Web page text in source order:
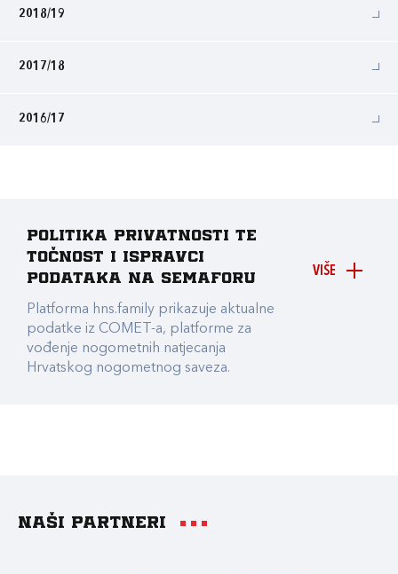
2018/19
2017/18
2016/17
VIŠE
Politika privatnosti te
točnost i ispravci
podataka na Semaforu
Platforma hns.family prikazuje aktualne
podatke iz COMET-a, platforme za
vođenje nogometnih natjecanja
Hrvatskog nogometnog saveza.
Naši partneri